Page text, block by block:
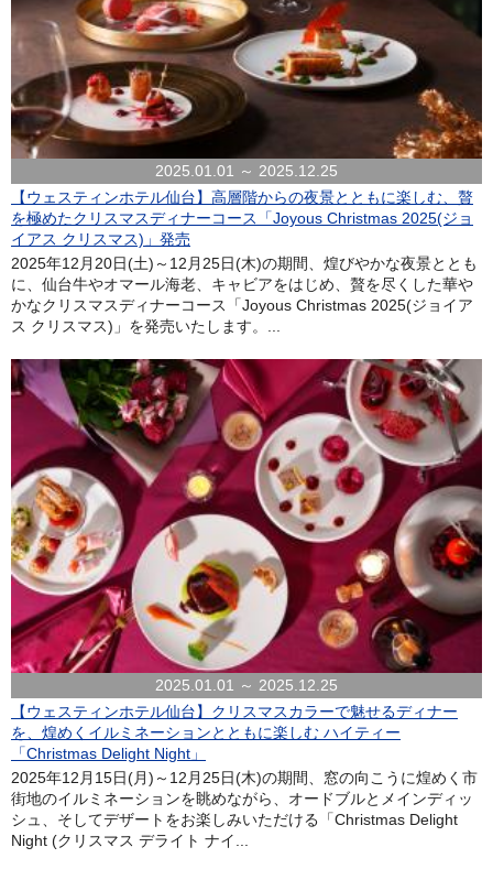
2025.01.01 ～ 2025.12.25
【ウェスティンホテル仙台】高層階からの夜景とともに楽しむ、贅
を極めたクリスマスディナーコース「Joyous Christmas 2025(ジョ
イアス クリスマス)」発売
2025年12月20日(土)～12月25日(木)の期間、煌びやかな夜景ととも
に、仙台牛やオマール海老、キャビアをはじめ、贅を尽くした華や
かなクリスマスディナーコース「Joyous Christmas 2025(ジョイア
ス クリスマス)」を発売いたします。...
2025.01.01 ～ 2025.12.25
【ウェスティンホテル仙台】クリスマスカラーで魅せるディナー
を、煌めくイルミネーションとともに楽しむ ハイティー
「Christmas Delight Night」
2025年12月15日(月)～12月25日(木)の期間、窓の向こうに煌めく市
街地のイルミネーションを眺めながら、オードブルとメインディッ
シュ、そしてデザートをお楽しみいただける「Christmas Delight
Night (クリスマス デライト ナイ...